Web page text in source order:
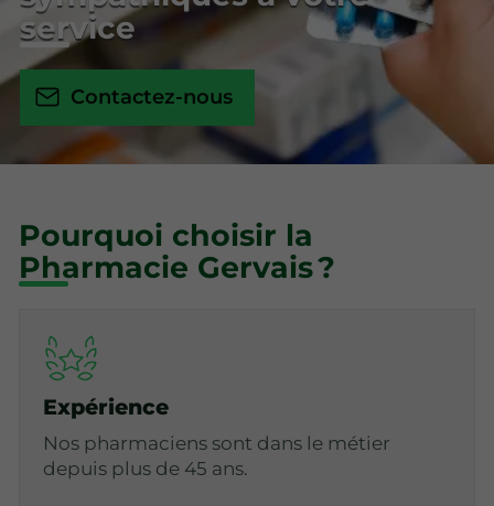
service
Contactez-nous
Pourquoi choisir la
Pharmacie Gervais ?
Expérience
Nos pharmaciens sont dans le métier
depuis plus de 45 ans.